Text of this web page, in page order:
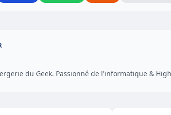
du Geek. Passionné de l'informatique &